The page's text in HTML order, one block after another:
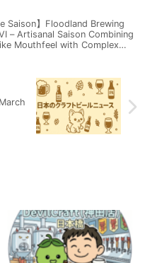
Saison】Floodland Brewing
– Artisanal Saison Combining
Mouthfeel with Complex